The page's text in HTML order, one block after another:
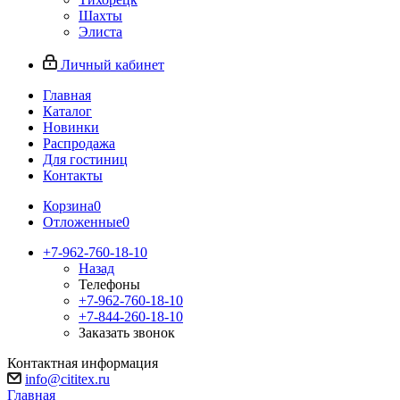
Шахты
Элиста
Личный кабинет
Главная
Каталог
Новинки
Распродажа
Для гостиниц
Контакты
Корзина0
Отложенные0
+7-962-760-18-10
Назад
Телефоны
+7-962-760-18-10
+7-844-260-18-10
Заказать звонок
Контактная информация
info@cititex.ru
Главная